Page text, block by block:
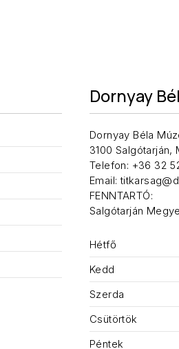
Dornyay
Dornyay Béla
3100 Salgótarján,
Telefon: +36 32
Email:
FENNTARTÓ:
Salgótarján
Hétfő
Kedd
Szerda
Csütörtök
Péntek